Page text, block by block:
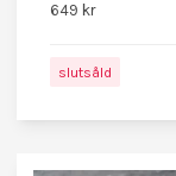
649 kr
slutsåld